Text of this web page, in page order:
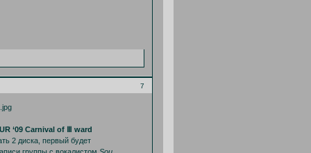
7
‘09 Carnival of Ⅲ ward
2 диска, первый будет